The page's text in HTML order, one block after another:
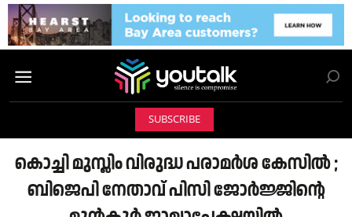
SUBSCRIBE
കൊച്ചി മുസ്ലിം വിരുദ്ധ പരാമർശ കേസിൽ ;
ബിജെപി നേതാവ് പിസി ജോർജ്ജിന്റെ